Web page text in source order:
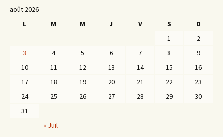
août 2026
L
M M J V S
D
1
2
3
4 5 6 7 8
9
10
11 12 13 14 15
16
17
18 19 20 21 22
23
24
25 26 27 28 29
30
31
« Juil